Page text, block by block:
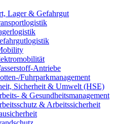
Lager & Gefahrgut
Antriebe
Fuhrparkmanagement
Sicherheit & Umwelt (HSE)
& Gesundheitsmanagement
& Arbeitssicherheit